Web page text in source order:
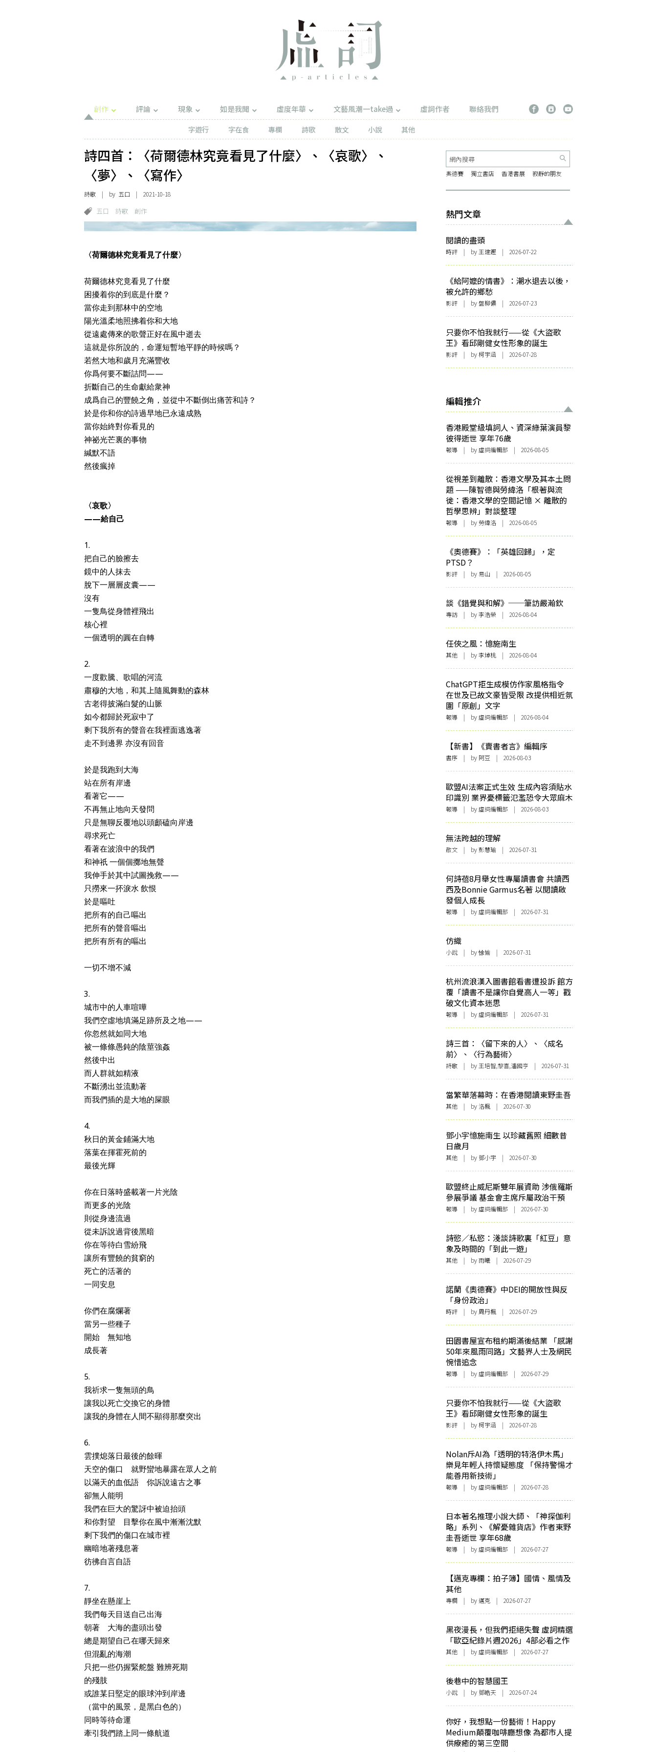
創作 評論 現象 如是我聞 虛度年華 文藝風潮一take過 虛詞作者
聯絡我們
字遊行
字在食 專欄 詩歌 散文 小說 其他
詩四首：〈荷爾德林究竟看見了什麼〉、〈哀歌〉、
〈夢〉、〈寫作〉
詩歌 | by 五口 | 2021-10-18
五口 詩歌 創作
〈荷爾德林究竟看見了什麼〉
荷爾德林究竟看見了什麼
困擾着你的到底是什麼？
當你走到那林中的空地
陽光溫柔地照拂着你和大地
從遠處傳來的歌聲正好在風中逝去
這就是你所說的，命運短暫地平靜的時候嗎？
若然大地和歲月充滿豐收
你爲何要不斷詰問——
折斷自己的生命獻給衆神
成爲自己的豐饒之角，並從中不斷倒出痛苦和詩？
於是你和你的詩過早地已永遠成熟
當你始終對你看見的
神祕光芒裏的事物
緘默不語
然後瘋掉
〈哀歌〉
——給自己
1.
把自己的臉擦去
鏡中的人抹去
脫下一層層皮囊——
沒有
一隻鳥從身體裡飛出
核心裡
一個透明的圓在自轉
2.
一度歡騰、歌唱的河流
肅穆的大地，和其上隨風舞動的森林
古老得披滿白髮的山脈
如今都歸於死寂中了
剩下我所有的聲音在我裡面逃逸著
走不到邊界 亦沒有回音
於是我跑到大海
站在所有岸邊
看著它——
不再無止地向天發問
只是無聊反覆地以頭顱磕向岸邊
尋求死亡
看著在波浪中的我們
和神祇 一個個擲地無聲
我伸手於其中試圖挽救——
只撈來一抔淚水 飲恨
於是嘔吐
把所有的自己嘔出
把所有的聲音嘔出
把所有所有的嘔出
一切不增不減
3.
城市中的人車喧嘩
我們空虛地填滿足跡所及之地——
你忽然就如同大地
被一條條愚鈍的陰莖強姦
然後中出
而人群就如精液
不斷湧出並流動著
而我們插的是大地的屎眼
4.
秋日的黃金鋪滿大地
落葉在揮霍死前的
最後光輝
你在日落時盛載著一片光陰
而更多的光陰
則從身邊流過
從未訴說過背後黑暗
你在等待白雪紛飛
讓所有豐饒的貧窮的
死亡的活著的
一同安息
你們在腐爛著
當另一些種子
開始 無知地
成長著
5.
我祈求一隻無頭的鳥
讓我以死亡交換它的身體
讓我的身體在人間不顯得那麼突出
6.
雲撲熄落日最後的餘暉
天空的傷口 就野蠻地暴露在眾人之前
以滿天的血低語 你訴說遠古之事
卻無人能明
我們在巨大的驚訝中被迫抬頭
和你對望 目擊你在風中漸漸沈默
剩下我們的傷口在城市裡
幽暗地著殘息著
彷彿自言自語
7.
靜坐在懸崖上
我們每天目送自己出海
朝著 大海的盡頭出發
總是期望自己在哪天歸來
但混亂的海潮
只把一些仍握緊舵盤 難辨死期
的殘肢
或誰某日堅定的眼球沖到岸邊
（當中的風景，是黑白色的）
同時等待命運
牽引我們踏上同一條航道
奧德賽 獨立書店 香港書展 寂靜的朋友
熱門文章
閱讀的盡頭
時評 | by 王建鏗 | 2026-07-22
《給阿嬤的情書》：潮水退去以後，
被允許的鄉愁
影評 | by 盤柳儂 | 2026-07-23
只要你不怕我就行——從《大盜歌
王》看邱剛健女性形象的誕生
影評 | by 柯宇涵 | 2026-07-28
編輯推介
香港殿堂級填詞人、資深綠葉演員黎
彼得逝世 享年76歲
報導 | by 虛詞編輯部 | 2026-08-05
從視差到離散：香港文學及其本土問
題 ——陳智德與勞緯洛「根著與流
徙：香港文學的空間記憶 × 離散的
哲學思辨」對談整理
報導 | by 勞緯洛 | 2026-08-05
《奧德賽》：「英雄回歸」，定
PTSD？
影評 | by 易山 | 2026-08-05
談《錯覺與和解》──筆訪嚴瀚欽
專訪 | by 李浩榮 | 2026-08-04
任俠之風：憶施南生
其他 | by 李焯桃 | 2026-08-04
ChatGPT拒生成模仿作家風格指令
在世及已故文豪皆受限 改提供相近氛
圍「原創」文字
報導 | by 虛詞編輯部 | 2026-08-04
【新書】《賣書者言》編輯序
書序 | by 阿豆 | 2026-08-03
歐盟AI法案正式生效 生成內容須貼水
印識別 業界憂標籤氾濫恐令大眾麻木
報導 | by 虛詞編輯部 | 2026-08-03
無法跨越的理解
散文 | by 彭慧瑜 | 2026-07-31
何詩蓓8月舉女性專屬讀書會 共讀西
西及Bonnie Garmus名著 以閱讀啟
發個人成長
報導 | by 虛詞編輯部 | 2026-07-31
仿織
小說 | by 悇愉 | 2026-07-31
杭州流浪漢入圖書館看書遭投訴 館方
覆「讀書不是讓你自覺高人一等」戳
破文化資本迷思
報導 | by 虛詞編輯部 | 2026-07-31
詩三首：〈留下來的人〉、〈成名
前〉、〈行為藝術〉
詩歌 | by 王培智,黎喜,潘國亨 | 2026-07-31
當繁華落幕時：在香港閱讀東野圭吾
其他 | by洛楓 | 2026-07-30
鄧小宇憶施南生 以珍藏舊照 細數昔
日歲月
其他 | by 鄧小宇 | 2026-07-30
歐盟終止威尼斯雙年展資助 涉俄羅斯
參展爭議 基金會主席斥屬政治干預
報導 | by 虛詞編輯部 | 2026-07-30
詩慾／私慾：淺談詩歌裏「紅豆」意
象及時間的「到此一遊」
其他 | by 雨曦 | 2026-07-29
諾蘭《奧德賽》中DEI的開放性與反
「身份政治」
時評 | by 周丹楓 | 2026-07-29
田園書屋宣布租約期滿後結業 「感謝
50年來風雨同路」文藝界人士及網民
惋惜追念
報導 | by 虛詞編輯部 | 2026-07-29
只要你不怕我就行——從《大盜歌
王》看邱剛健女性形象的誕生
影評 | by 柯宇涵 | 2026-07-28
Nolan斥AI為「透明的特洛伊木馬」
樂見年輕人持懷疑態度 「保持警惕才
能善用新技術」
報導 | by 虛詞編輯部 | 2026-07-28
日本著名推理小說大師、「神探伽利
略」系列、《解憂雜貨店》作者東野
圭吾逝世 享年68歲
報導 | by 虛詞編輯部 | 2026-07-27
【邁克專欄：拍子簿】國情、風情及
其他
專欄 | by邁克 | 2026-07-27
黑夜漫長，但我們拒絕失聲 虛詞精選
「歐亞紀錄片週2026」4部必看之作
其他 | by 虛詞編輯部 | 2026-07-27
後巷中的智慧國王
小說 | by 鄧皓天 | 2026-07-24
你好，我想點一份藝術！Happy
Medium顛覆咖啡廳想像 為都市人提
供療癒的第三空間